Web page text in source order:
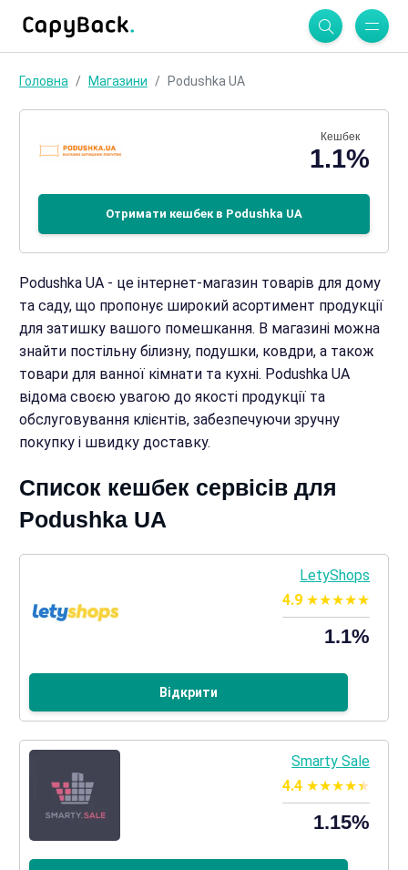
Головна Магазини Podushka UA
Кешбек
1.1%
Отримати кешбек в Podushka UA
Podushka UA - це інтернет-магазин товарів для дому
та саду, що пропонує широкий асортимент продукції
для затишку вашого помешкання. В магазині можна
знайти постільну білизну, подушки, ковдри, а також
товари для ванної кімнати та кухні. Podushka UA
відома своєю увагою до якості продукції та
обслуговування клієнтів, забезпечуючи зручну
покупку і швидку доставку.
Список кешбек сервісів для
Podushka UA
LetyShops
4.9
1.1%
Відкрити
Smarty Sale
4.4
1.15%